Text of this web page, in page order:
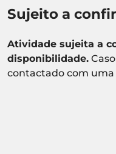
Sujeito a
Atividade sujeita a
disponibilidade.
contactado com